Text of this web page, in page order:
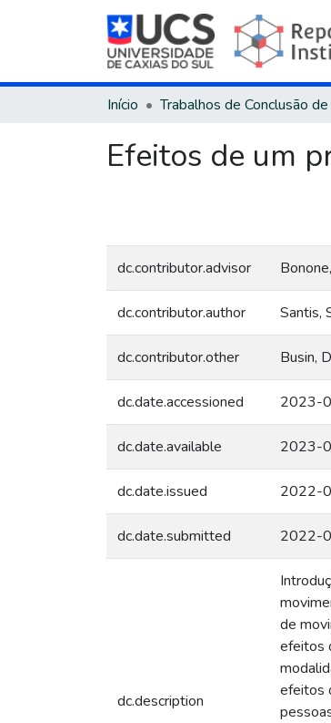
Início
Efeitos de um
dc.contributor.advisor
dc.contributor.author Santis,
dc.contributor.other Busin,
dc.date.accessioned 2023-
dc.date.available 2023-
dc.date.issued 2022-
dc.date.submitted 2022-
dc.description
de
efeitos
efeitos